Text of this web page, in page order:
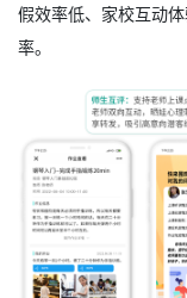
假效率低、家校互动
率。